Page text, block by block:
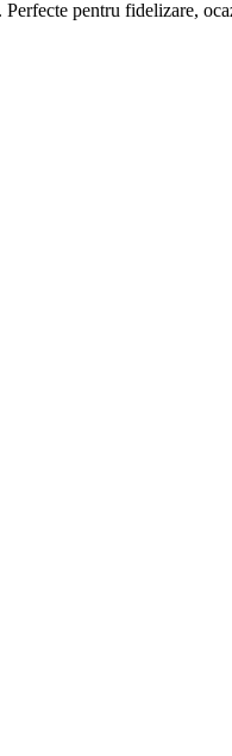
Perfecte pentru fidelizare,